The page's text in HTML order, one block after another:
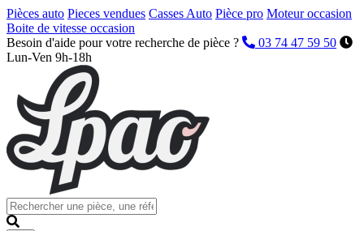
Pièces auto Pieces vendues Casses Auto Pièce pro Moteur occasion
Boite de vitesse occasion
Besoin d'aide pour votre recherche de pièce ?
03 74 47 59 50
Lun-Ven 9h-18h